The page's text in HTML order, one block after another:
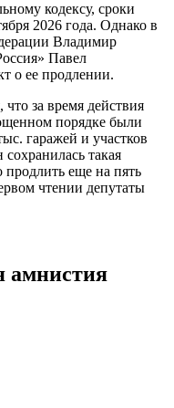
кодексу, сроки
2026 года. Однако в
Владимир
Павел
о ее продлении.
за время действия
порядке были
гаражей и участков
такая
еще на пять
чтении депутаты
амнистия